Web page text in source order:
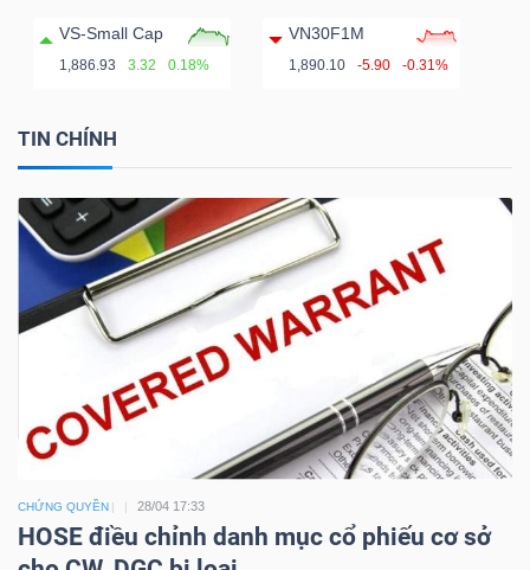
VS-Small Cap
1,886.93 3.32 0.18%
VN30F1M
1,890.10 -5.90 -0.31%
TIN CHÍNH
CHỨNG QUYỀN 28/04 17:33
HOSE điều chỉnh danh mục cổ phiếu cơ sở
chính
Công
cụ
Truyền